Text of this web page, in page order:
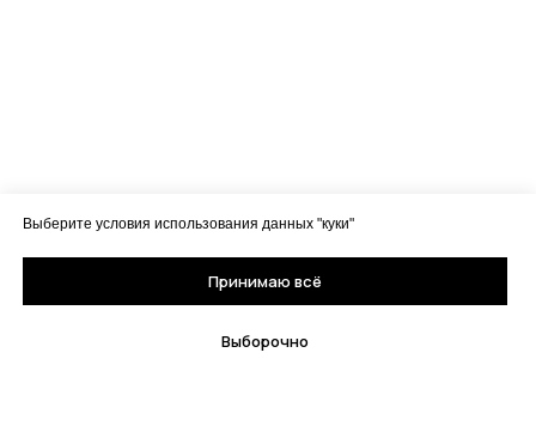
Выберите условия использования данных "куки"
Принимаю всё
Выборочно